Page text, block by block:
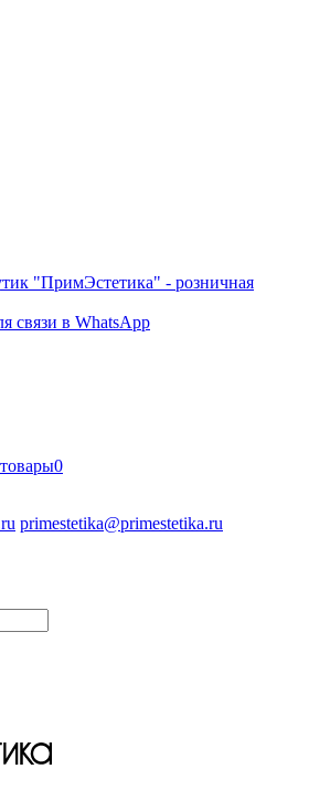
"ПримЭстетика" - розничная
связи в WhatsApp
0
primestetika@primestetika.ru